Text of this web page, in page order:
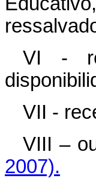
VI -
VII -
VIII
2007).